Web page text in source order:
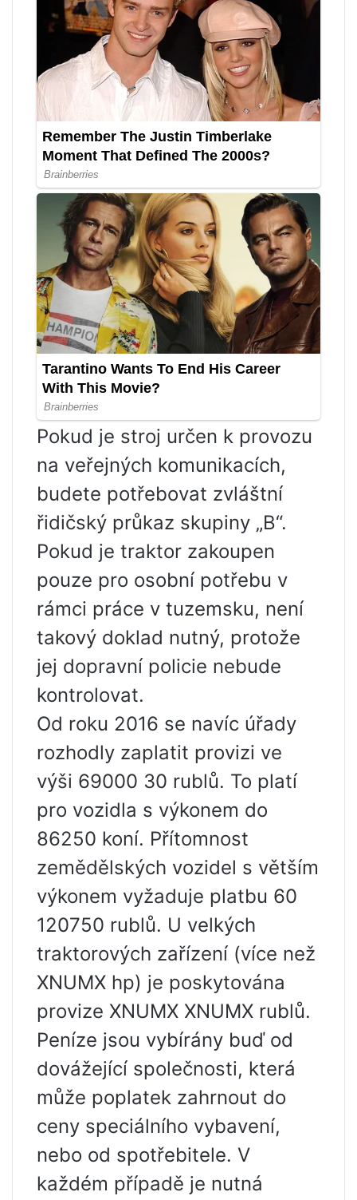
Pokud je stroj určen k provozu
na veřejných komunikacích,
budete potřebovat zvláštní
řidičský průkaz skupiny „B“.
Pokud je traktor zakoupen
pouze pro osobní potřebu v
rámci práce v tuzemsku, není
takový doklad nutný, protože
jej dopravní policie nebude
kontrolovat.
Od roku 2016 se navíc úřady
rozhodly zaplatit provizi ve
výši 69000 30 rublů. To platí
pro vozidla s výkonem do
86250 koní. Přítomnost
zemědělských vozidel s větším
výkonem vyžaduje platbu 60
120750 rublů. U velkých
traktorových zařízení (více než
XNUMX hp) je poskytována
provize XNUMX XNUMX rublů.
Peníze jsou vybírány buď od
dovážející společnosti, která
může poplatek zahrnout do
ceny speciálního vybavení,
nebo od spotřebitele. V
každém případě je nutná